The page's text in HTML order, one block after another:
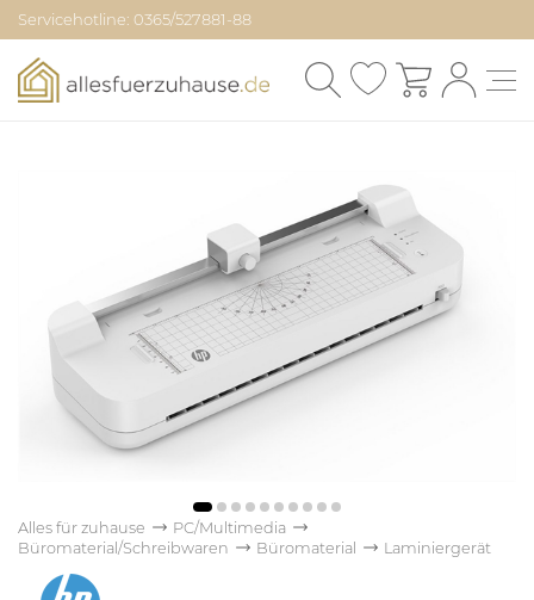
Servicehotline: 0365/527881-88
Alles für zuhause
PC/Multimedia
Büromaterial/Schreibwaren
Büromaterial Laminiergerät